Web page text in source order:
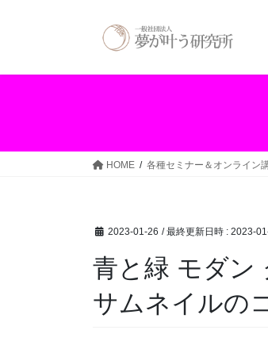
HOME 各種セミナー＆オンライン
2023-01-26 / 最終更新日時 : 2023-
青と緑 モダン
サムネイルの